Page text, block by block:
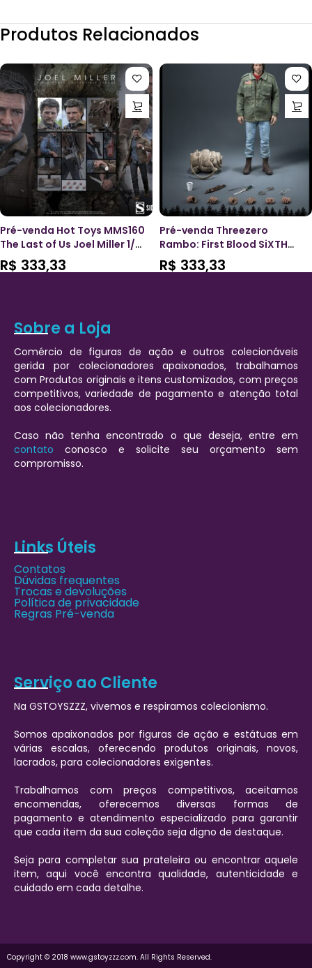
Produtos Relacionados
Pré-venda Hot Toys MMS160
The Last of Us Joel Miller 1/6
Scale Figure
R$ 333,33
Pré-venda Threezero
Rambo: First Blood SiXTH
John Rambo (Field Jacket)
1/6 Scale Action Figure
R$ 333,33
Sobre a Loja
Comércio de figuras de ação e outros colecionáveis
gerida por colecionadores apaixonados, trabalhamos
com Produtos originais e itens customizados, com preços
competitivos, variedade de pagamento e atenção total
aos colecionadores.
Caso não tenha encontrado o que deseja, entre em
contato conosco e solicite seu orçamento sem
compromisso.
Links Úteis
Contatos
Dúvidas frequentes
Trocas e devoluções
Política de privacidade
Regras Pré-venda
Serviço ao Cliente
Na GSTOYSZZZ, vivemos e respiramos colecionismo.
Somos apaixonados por figuras de ação e estátuas em
várias escalas, oferecendo produtos originais, novos,
lacrados, para colecionadores exigentes.
Trabalhamos com preços competitivos, aceitamos
encomendas, oferecemos diversas formas de
pagamento e atendimento especializado para garantir
que cada item da sua coleção seja digno de destaque.
Seja para completar sua prateleira ou encontrar aquele
item, aqui você encontra qualidade, autenticidade e
cuidado em cada detalhe.
Copyright © 2018 www.gstoyzzz.com. All Rights Reserved.